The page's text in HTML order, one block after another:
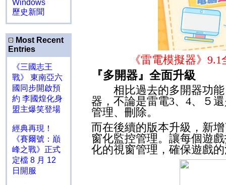
Windows
歷史新聞
Most Recent
Entries
《三國志王
戰》 東南亞六
國同步開啟預
約 李國煌化身
盟主爆笑登場
經典再現！
《賽爾號：巔
峰之戰》正式
定檔 8 月 12
日開服
《雷電模擬器》 9.1
『多開器』全面升級
相比過去的多開器功能
器，不論是雷電3、 4、５
管理、刪除。
而在後續的版本升級，新
窗化監控管理。讓每個遊
化的視窗管理，確保遊戲